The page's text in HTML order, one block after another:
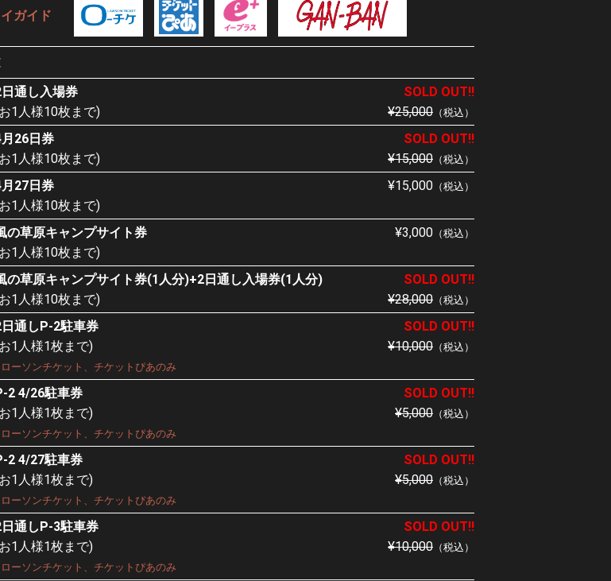
ガイド
通し入場券
SOLD OUT!!
¥25,000 （税込）
1人様10枚まで)
26日券
SOLD OUT!!
¥15,000 （税込）
1人様10枚まで)
27日券 ¥15,000 （税込）
1人様10枚まで)
の草原キャンプサイト券 ¥3,000 （税込）
1人様10枚まで)
の草原キャンプサイト券(1人分)+2日通し入場券(1人分)
SOLD OUT!!
¥28,000 （税込）
1人様10枚まで)
通しP-2駐車券
SOLD OUT!!
¥10,000 （税込）
1人様1枚まで)
ーソンチケット、チケットぴあのみ
2 4/26駐車券
SOLD OUT!!
¥5,000 （税込）
1人様1枚まで)
ーソンチケット、チケットぴあのみ
2 4/27駐車券
SOLD OUT!!
¥5,000 （税込）
1人様1枚まで)
ーソンチケット、チケットぴあのみ
通しP-3駐車券
SOLD OUT!!
¥10,000 （税込）
1人様1枚まで)
ーソンチケット、チケットぴあのみ